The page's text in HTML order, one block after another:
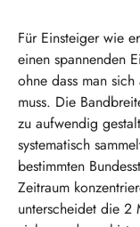
Für Einsteiger wie
einen spannenden
ohne dass man
muss. Die
zu aufwendig
systematisch
bestimmten
Zeitraum
unterscheidet die 2